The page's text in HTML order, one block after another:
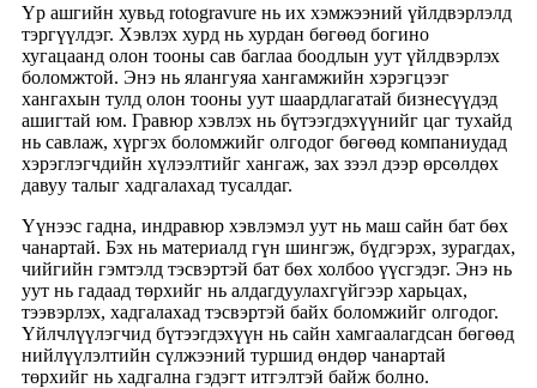
Үр ашгийн хувьд rotogravure нь их хэмжээний үйлдвэрлэлд
тэргүүлдэг. Хэвлэх хурд нь хурдан бөгөөд богино
хугацаанд олон тооны сав баглаа боодлын уут үйлдвэрлэх
боломжтой. Энэ нь ялангуяа хангамжийн хэрэгцээг
хангахын тулд олон тооны уут шаардлагатай бизнесүүдэд
ашигтай юм. Гравюр хэвлэх нь бүтээгдэхүүнийг цаг тухайд
нь савлаж, хүргэх боломжийг олгодог бөгөөд компаниудад
хэрэглэгчдийн хүлээлтийг хангаж, зах зээл дээр өрсөлдөх
давуу талыг хадгалахад тусалдаг.
Үүнээс гадна, индравюр хэвлэмэл уут нь маш сайн бат бөх
чанартай. Бэх нь материалд гүн шингэж, бүдгэрэх, зурагдах,
чийгийн гэмтэлд тэсвэртэй бат бөх холбоо үүсгэдэг. Энэ нь
уут нь гадаад төрхийг нь алдагдуулахгүйгээр харьцах,
тээвэрлэх, хадгалахад тэсвэртэй байх боломжийг олгодог.
Үйлчлүүлэгчид бүтээгдэхүүн нь сайн хамгаалагдсан бөгөөд
нийлүүлэлтийн сүлжээний туршид өндөр чанартай
төрхийг нь хадгална гэдэгт итгэлтэй байж болно.